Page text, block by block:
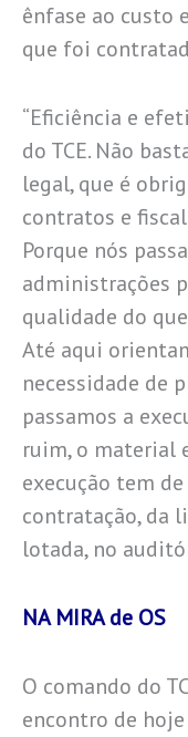
ênfase ao custo
que foi
“Eficiência e
do TCE. Não
legal, que é
contratos e
Porque nós
administrações
qualidade do
Até aqui
necessidade de
passamos a
ruim, o material
execução tem
contratação, da
lotada, no
NA MIRA de OS
O comando do
encontro de